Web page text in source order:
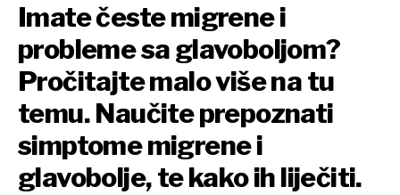
Imate česte migrene i
probleme sa glavoboljom?
Pročitajte malo više na tu
temu. Naučite prepoznati
simptome migrene i
glavobolje, te kako ih liječiti.